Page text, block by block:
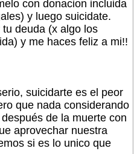
con donacion incluida
y luego suicidate.
deuda (x algo los
y me haces feliz a mi!!
suicidarte es el peor
que nada considerando
de la muerte con
aprovechar nuestra
si es lo unico que